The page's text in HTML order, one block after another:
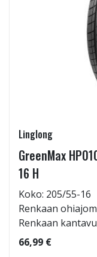
Linglong
GreenMax
16 H
Koko: 205/55-16
Renkaan
Renkaan
66,99 €